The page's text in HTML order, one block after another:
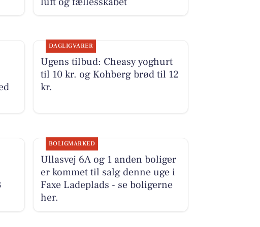
DAGLIGVARER
Ugens tilbud: Cheasy yoghurt
til 10 kr. og Kohberg brød til 12
kr.
BOLIGMARKED
Ullasvej 6A og 1 anden boliger
er kommet til salg denne uge i
Faxe Ladeplads - se boligerne
her.